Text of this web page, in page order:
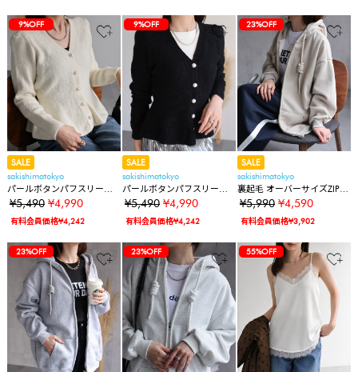
9%OFF
SALE
sakishimatokyo
パールボタンパフスリーブ
ラメカーディガン/ジャケッ
ト/カーデ
¥5,490 ¥4,990
有料会員価格¥4,242
9%OFF
SALE
sakishimatokyo
パールボタンパフスリーブ
ラメカーディガン/ジャケッ
ト/カーデ
¥5,490 ¥4,990
有料会員価格¥4,242
23%OFF
SALE
sakishimatokyo
裏起毛 オーバーサイズZIPパ
ーカー/前あきフーディー/ジ
ップアップパーカー
¥5,990 ¥4,590
有料会員価格¥3,902
23%OFF 23%OFF 55%OFF